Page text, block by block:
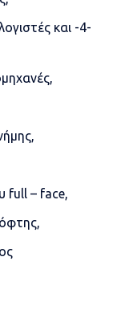
και -4-
full – face,